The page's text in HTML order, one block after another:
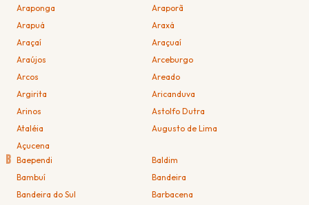
Araponga
Araporã
Arapuá
Araxá
Araçaí
Araçuaí
Araújos
Arceburgo
Arcos
Areado
Argirita
Aricanduva
Arinos
Astolfo Dutra
Ataléia
Augusto de Lima
Açucena
B Baependi
Baldim
Bambuí
Bandeira
Bandeira do Sul
Barbacena